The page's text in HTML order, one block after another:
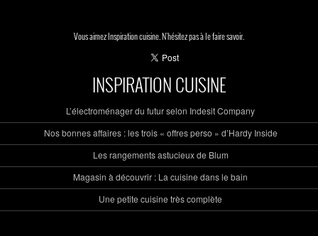
Vous aimez Inspiration cuisine. N'hésitez pas à le faire savoir.
INSPIRATION CUISINE
L’électroménager du futur selon Indesit Company
Nos bonnes affaires : les trois « offres perso » d’Hardy Inside
Les rangements astucieux de Blum
Magasin à découvrir : La cuisine dans le bain
Une petite cuisine très complète